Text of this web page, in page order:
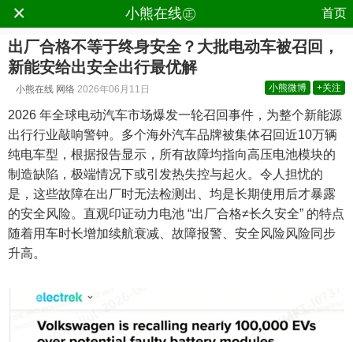
× 小熊在线㊣ 首页
出厂合格不等于终身安全？大批电动车被召回，
新能安给出安全出行最优解
小熊在线 网络 2026年06月11日 小熊微博 +关注
2026 年全球电动汽车市场爆发一轮召回事件，为整个新能源
出行行业敲响警钟。多个海外汽车品牌被集体召回近10万辆
纯电车型，根据报告显示，所有故障均指向高压电池模块的
制造缺陷，极端情况下或引发热失控与起火。令人担忧的
是，这些故障在出厂时无法检测出、均是长期使用后才暴露
的安全风险。直观印证动力电池 “出厂合格≠长久安全” 的特点
随着用车时长增加续航衰减、故障报警、安全风险风险同步
升高。